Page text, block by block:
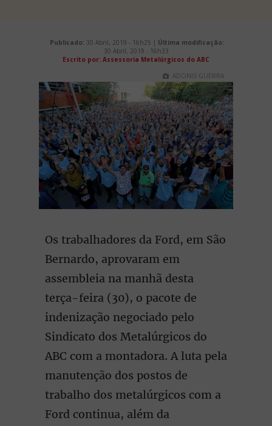
Publicado: 30 Abril, 2019 - 16h25 | Última modificação:
30 Abril, 2019 - 16h33
Escrito por: Assessoria Metalúrgicos do ABC
ADONIS GUERRA
Os trabalhadores da Ford, em São
Bernardo, aprovaram em
assembleia na manhã desta
terça-feira (30), o pacote de
indenização negociado pelo
Sindicato dos Metalúrgicos do
ABC com a montadora. A luta pela
manutenção dos postos de
trabalho dos metalúrgicos com a
Ford continua, além da